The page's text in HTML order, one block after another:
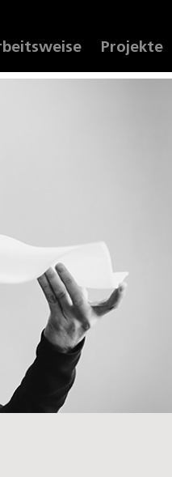
Projekte